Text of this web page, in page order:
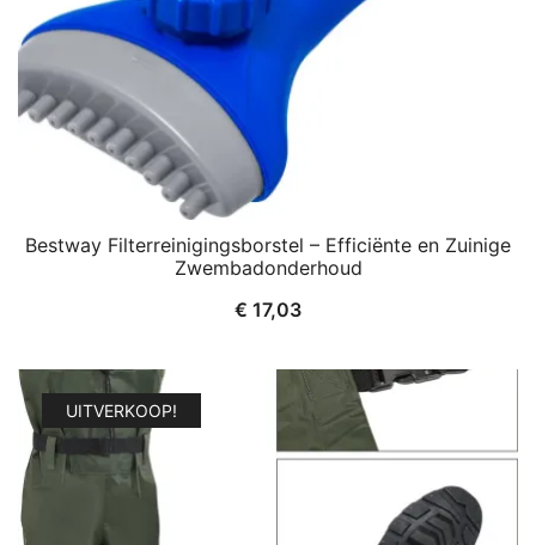
Bestway Filterreinigingsborstel – Efficiënte en Zuinige
Zwembadonderhoud
€ 17,03
UITVERKOOP!